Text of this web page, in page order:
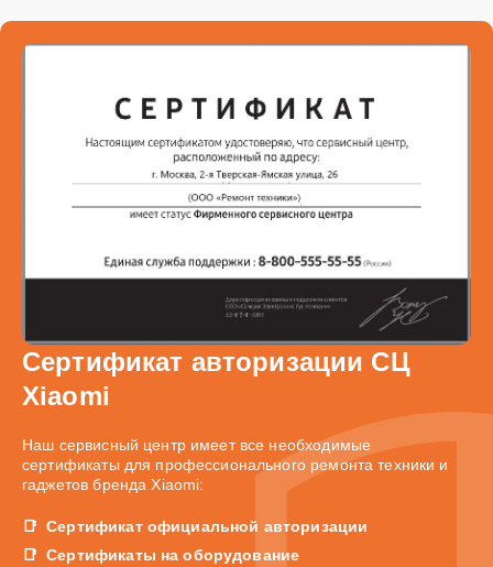
Сертификат авторизации СЦ
Xiaomi
Наш сервисный центр имеет все необходимые
сертификаты для профессионального ремонта техники и
гаджетов бренда Xiaomi:
Сертификат официальной авторизации
Сертификаты на оборудование